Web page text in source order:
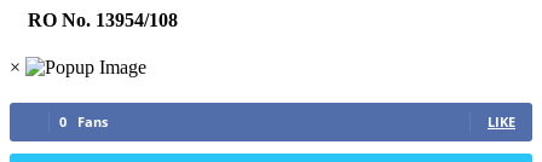
RO No. 13954/108
×
0 Fans LIKE